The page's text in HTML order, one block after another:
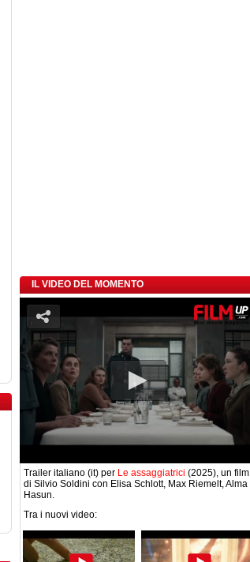
IL VIDEO DEL MOMENTO
Trailer italiano (it) per Le assaggiatrici (2025), un film
di Silvio Soldini con Elisa Schlott, Max Riemelt, Alma
Hasun.
Tra i nuovi video: